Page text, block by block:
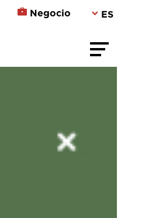
Negocio ES